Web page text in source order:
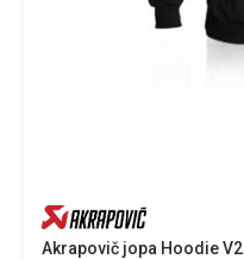
Akrapovič jopa Hoodie V2